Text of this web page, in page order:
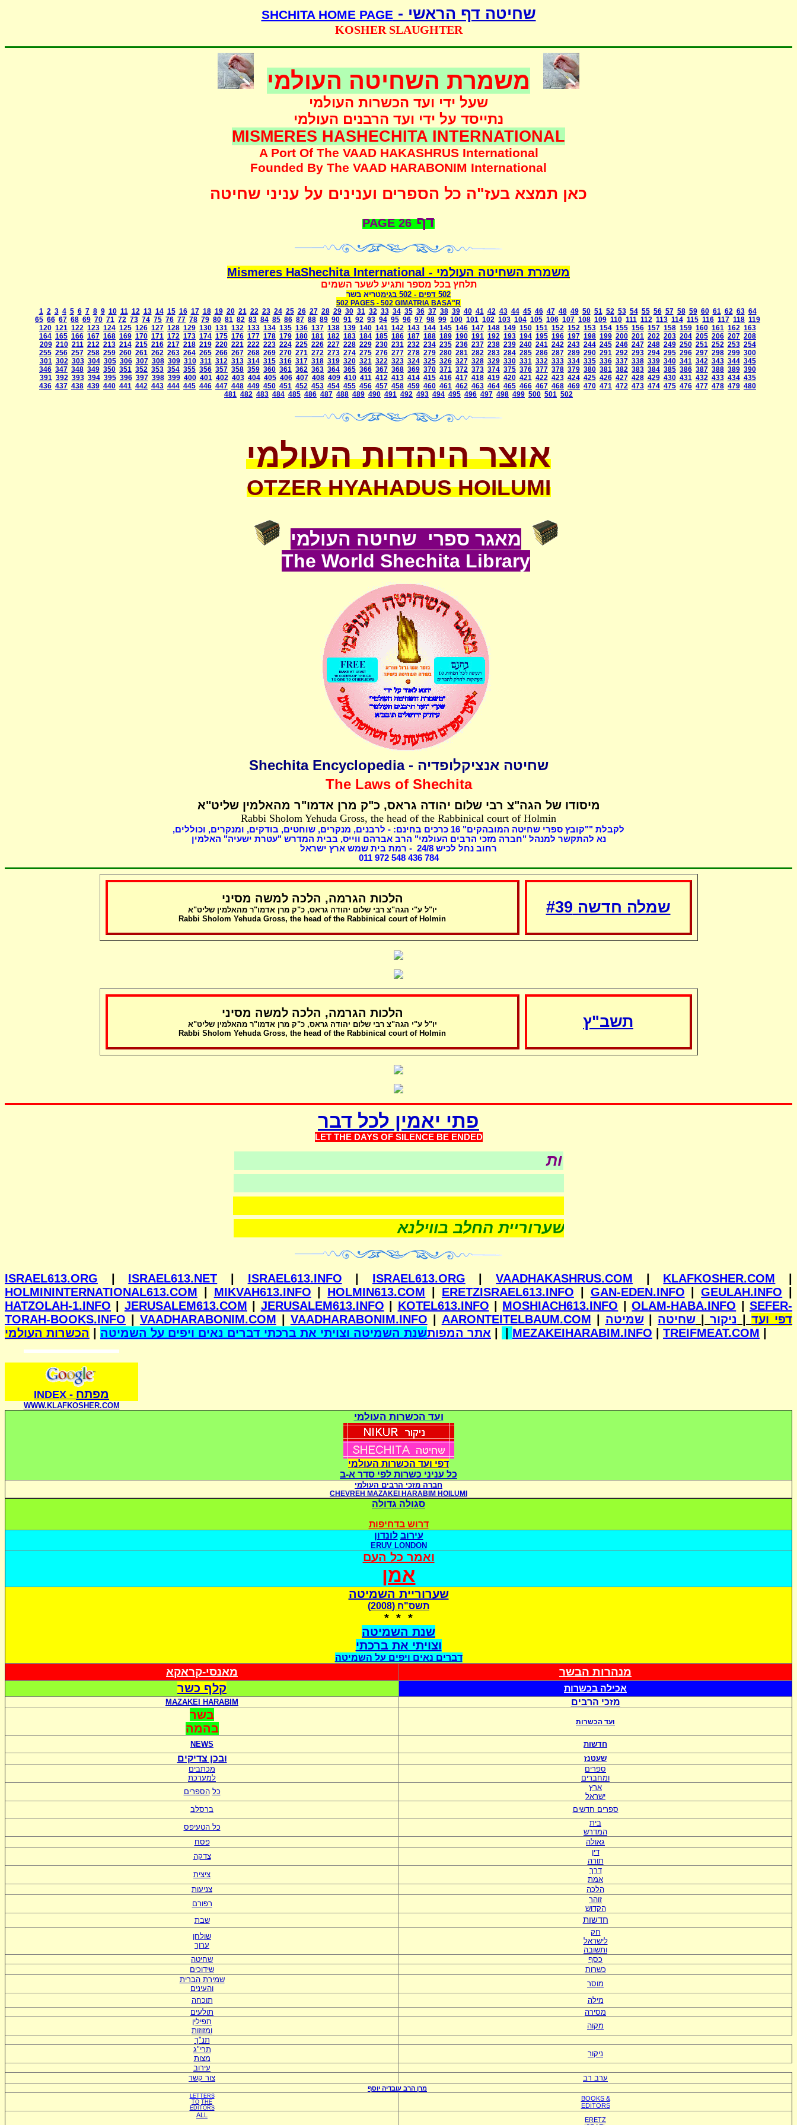
שחיטה דף הראשי -SHCHITA HOME PAGE
KOSHER SLAUGHTER
משמרת השחיטה העולמי
שעל ידי ועד הכשרות העולמי
נתייסד על ידי ועד הרבנים העולמי
MISMERES HASHECHITA INTERNATIONAL
A Port Of The VAAD HAKASHRUS International
Founded By The VAAD HARABONIM International
כאן תמצא בעז"ה כל הספרים וענינים על עניני שחיטה
דף 26
PAGE
משמרת השחיטה העולמי - Mismeres HaShechita International
תלחץ בכל מספר ותגיע לשער השמים
502 דפים - 502 בגימטריא בשר
502 PAGES - 502 GIMATRIA BASA"R
1 2 3 4 5 6 7 8 9 10 11 12 13 14 15 16 17 18 19 20 21 22 23 24 25 26 27 28 29 30 31 32 33 34 35 36 37 38 39 40 41 42 43 44 45 46 47 48 49 50 51 52 53 54 55 56 57 58 59 60 61 62 63 64
65 66 67 68 69 70 71 72 73 74 75 76 77 78 79 80 81 82 83 84 85 86 87 88 89 90 91 92 93 94 95 96 97 98 99 100 101 102 103 104 105 106 107 108 109 110 111 112 113 114 115 116 117 118 119
120 121 122 123 124 125 126 127 128 129 130 131 132 133 134 135 136 137 138 139 140 141 142 143 144 145 146 147 148 149 150 151 152 152 153 154 155 156 157 158 159 160 161 162 163
164 165 166 167 168 169 170 171 172 173 174 175 176 177 178 179 180 181 182 183 184 185 186 187 188 189 190 191 192 193 194 195 196 197 198 199 200 201 202 203 204 205 206 207 208
209 210 211 212 213 214 215 216 217 218 219 220 221 222 223 224 225 226 227 228 229 230 231 232 234 235 236 237 238 239 240 241 242 243 244 245 246 247 248 249 250 251 252 253 254
255 256 257 258 259 260 261 262 263 264 265 266 267 268 269 270 271 272 273 274 275 276 277 278 279 280 281 282 283 284 285 286 287 289 290 291 292 293 294 295 296 297 298 299 300
301 302 303 304 305 306 307 308 309 310 311 312 313 314 315 316 317 318 319 320 321 322 323 324 325 326 327 328 329 330 331 332 333 334 335 336 337 338 339 340 341 342 343 344 345
346 347 348 349 350 351 352 353 354 355 356 357 358 359 360 361 362 363 364 365 366 367 368 369 370 371 372 373 374 375 376 377 378 379 380 381 382 383 384 385 386 387 388 389 390
391 392 393 394 395 396 397 398 399 400 401 402 403 404 405 406 407 408 409 410 411 412 413 414 415 416 417 418 419 420 421 422 423 424 425 426 427 428 429 430 431 432 433 434 435
436 437 438 439 440 441 442 443 444 445 446 447 448 449 450 451 452 453 454 455 456 457 458 459 460 461 462 463 464 465 466 467 468 469 470 471 472 473 474 475 476 477 478 479 480
481 482 483 484 485 486 487 488 489 490 491 492 493 494 495 496 497 498 499 500 501 502
אוצר היהדות העולמי
OTZER HYAHADUS HOILUMI
מאגר ספרי שחיטה העולמי
The World Shechita Library
שחיטה אנציקלופדיה - Shechita Encyclopedia
The Laws of Shechita
מיסודו של הגה"צ רבי שלום יהודה גראס, כ"ק מרן אדמו"ר מהאלמין שליט"א
Rabbi Sholom Yehuda Gross, the head of the Rabbinical court of Holmin
לקבלת ""קובץ ספרי שחיטה המובהקים" כרכים בחינם: - לרבנים, מנקרים, שוחטים, בודקים, ומנקרים, וכוללים,
נא להתקשר למנהל "חברה מזכי הרבים העולמי" הרב אברהם ווייס, בבית המדרש "עטרת ישעיה" האלמין
רחוב נחל לכיש 24/ 8
- רמת בית שמש ארץ ישראל
011 972 548 436 784
הלכות הגרמה, הלכה למשה מסיני
יו"ל ע"י הגה"צ רבי שלום יהודה גראס, כ"ק מרן אדמו"ר מהאלמין שליט"א
Rabbi Sholom Yehuda Gross, the head of the Rabbinical court of Holmin
שמלה חדשה #39
הלכות הגרמה, הלכה למשה מסיני
יו"ל ע"י הגה"צ רבי שלום יהודה גראס, כ"ק מרן אדמו"ר מהאלמין שליט"א
Rabbi Sholom Yehuda Gross, the head of the Rabbinical court of Holmin
תשב"ץ
פתי יאמין לכל דבר
LET THE DAYS OF SILENCE BE ENDED
כל עניני כשרות
שערוריית החלב בווילנא
ISRAEL613.ORG ISRAEL613.NET ISRAEL613.INFO ISRAEL613.ORG |VAADHAKASHRUS.COM KLAFKOSHER.COM
HOLMININTERNATIONAL613.COM
MIKVAH613.INFO HOLMIN613.COM ERETZISRAEL613.INFO GAN-EDEN.INFO |GEULAH.INFO
HATZOLAH-1.INFO
JERUSALEM613.COM JERUSALEM613.INFO KOTEL613.INFO MOSHIACH613.INFO |OLAM-HABA.INFO |SEFER-
TORAH-BOOKS.INFO
VAADHARABONIM.COM VAADHARABONIM.INFO AARONTEITELBAUM.COM שמיטה| שחיטה |ניקור |דפי ועד
הכשרות העולמי
שנת השמיטה וצויתי את ברכתי דברים נאים ויפים על השמיטהאתר המפות MEZAKEIHARABIM.INFO TREIFMEAT.COM
מפתח -
INDEX
WWW.KLAFKOSHER.COM
ועד הכשרות העולמי
דפי ועד הכשרות העולמי
כל עניני כשרות לפי סדר א-ב
חברה מזכי הרבים העולמי
CHEVREH MAZAKEI HARABIM HOILUMI
סגולה גדולה
דרוש בדחיפות
עירוב לונדון
ERUV LONDON
ואמר כל העם
אמן
שערוריית השמיטה
תשס"ח (2008)
* * *
שנת השמיטה
וצויתי את ברכתי
דברים נאים ויפים על השמיטה
מאנסי-קראקא מנהרות הבשר
קלף כשר אכילה בכשרות
MAZAKEI HARABIM מזכי הרבים
בשר
בהמה
ועד הכשרות
NEWS חדשות
ובכן צדיקים
שעטנז
מכתבים
למערכת
ספרים
ומחברים
כל הספרים
ארץ
ישראל
ברסלב
ספרים חדשים
כל הטעיפס
בית
המדרש
פסח
גאולה
צדקה
דין
תורה
ציצית
דרך
אמת
צניעות
הלכה
רפורם
זוהר
הקדוש
שבת
חדשות
שולחן
ערוך
חק
לישראל
ותשובה
שחיטה
כסף
שידוכים
כשרות
שמירת הברית
והעינים
מוסר
תוכחה
מילה
תולעים
מסירה
תפילין
ומזוזות
מקוה
תנ"ך
תרי"ג
מצות
ניקור
עירוב
צור קשר
ערב רב
מרן הרב עובדיה יוסף
LETTERS
TO THE
EDITORS
BOOKS &
EDITORS
ALL
ERETZ